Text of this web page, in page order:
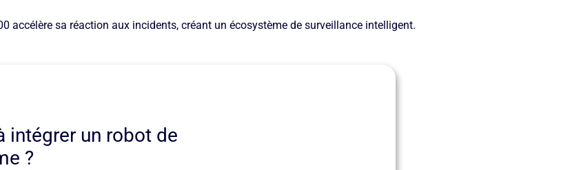
accélère sa réaction aux incidents, créant un écosystème de surveillance intelligent.
intégrer un robot de
?